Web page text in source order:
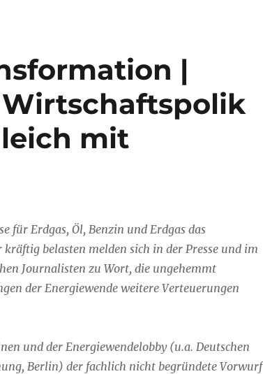
|
mit
für Erdgas, Öl, Benzin und Erdgas das
belasten melden sich in der Presse und im
Journalisten zu Wort, die ungehemmt
der Energiewende weitere Verteuerungen
und der Energiewendelobby (u.a. Deutschen
Berlin) der fachlich nicht begründete Vorwurf